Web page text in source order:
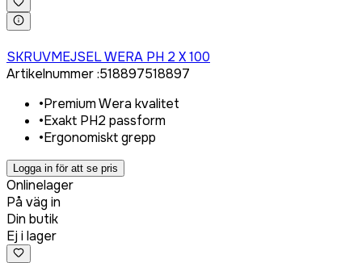
SKRUVMEJSEL WERA PH 2 X 100
Artikelnummer:518897518897
•Premium Wera kvalitet
•Exakt PH2 passform
•Ergonomiskt grepp
Logga in för att se pris
Onlinelager
På väg in
Din butik
Ej i lager